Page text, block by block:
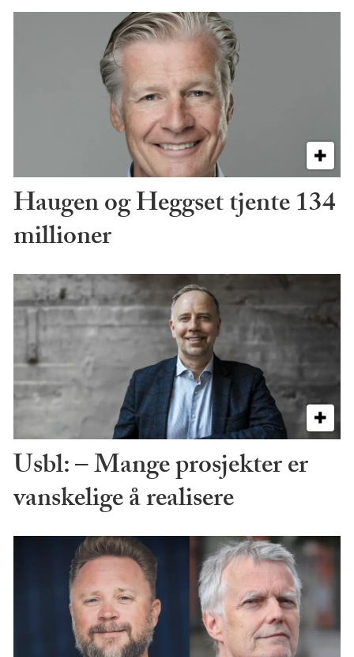
Haugen og Heggset tjente 134
millioner
Usbl: – Mange prosjekter er
vanskelige å realisere